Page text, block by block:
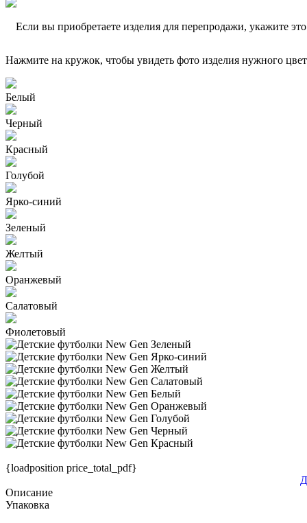
Если вы приобретаете изделия для перепродажи, укажите
Нажмите на кружок, чтобы увидеть фото изделия нужного
Белый
Черный
Красный
Голубой
Ярко-синий
Зеленый
Желтый
Оранжевый
Салатовый
Фиолетовый
{loadposition price_total_pdf}
Описание
Упаковка